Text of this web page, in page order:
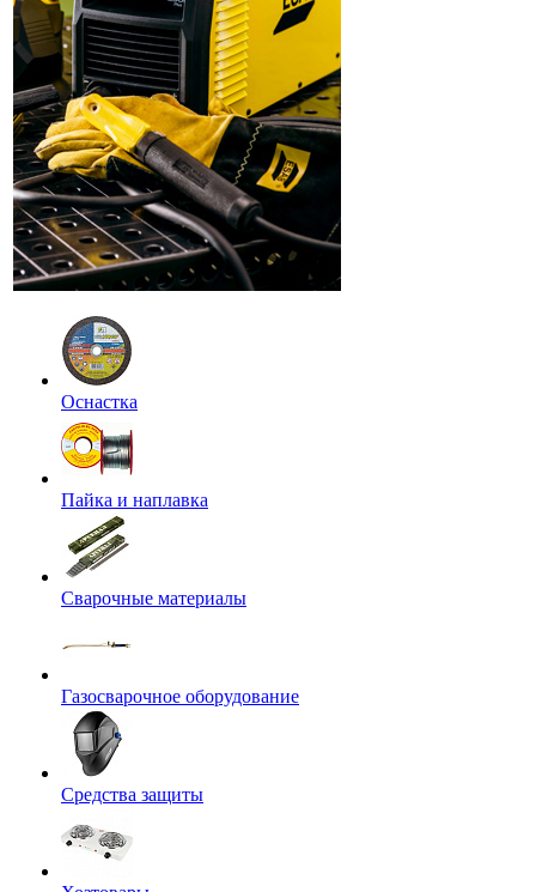
Оснастка
Пайка и наплавка
Сварочные материалы
Газосварочное оборудование
Средства защиты